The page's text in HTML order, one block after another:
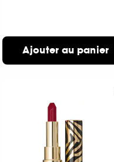
Ajouter au panier